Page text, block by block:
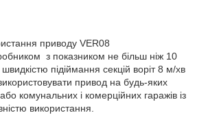
приводу VER08
з показником не більш ніж 10
підіймання секцій воріт 8 м/хв
привод на будь-яких
комунальних і комерційних гаражів із
використання.